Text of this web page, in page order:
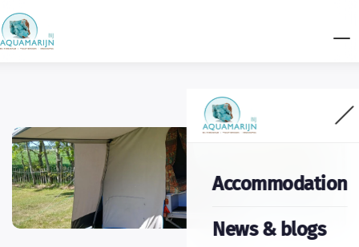
Accommodation
News & blogs